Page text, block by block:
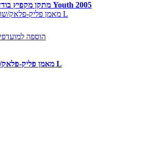
מתקן מקפיץ בודד לעמידת ידיים דגם Youth 2005
הוספה
מאמן פליק-פלאק/שולחן קפיצות מידה L